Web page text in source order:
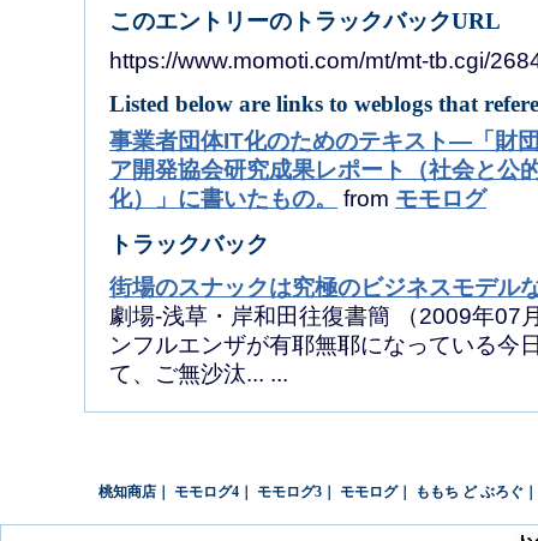
このエントリーのトラックバックURL
https://www.momoti.com/mt/mt-tb.cgi/
Listed below are links to weblogs that
事業者団体IT化のためのテキスト―「財
ア開発協会研究成果レポート（社会と公
化）」に書いたもの。
from モモログ
トラックバック
街場のスナックは究極のビジネスモデル
劇場-浅草・岸和田往復書簡 （2009年07
ンフルエンザが有耶無耶になっている今
て、ご無沙汰... ...
桃知商店 ｜ モモログ4 ｜ モモログ3 ｜ モモログ｜ ももち ど ぶろぐ